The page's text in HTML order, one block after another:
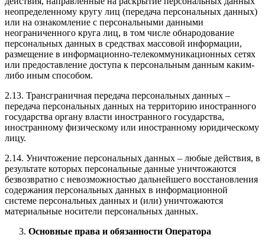
неопределенному кругу лиц (передача персональных данных)
или на ознакомление с персональными данными
неограниченного круга лиц, в том числе обнародование
персональных данных в средствах массовой информации,
размещение в информационно-телекоммуникационных сетях
или предоставление доступа к персональным данным каким-
либо иным способом.
2.13. Трансграничная передача персональных данных –
передача персональных данных на территорию иностранного
государства органу власти иностранного государства,
иностранному физическому или иностранному юридическому
лицу.
2.14. Уничтожение персональных данных – любые действия, в
результате которых персональные данные уничтожаются
безвозвратно с невозможностью дальнейшего восстановления
содержания персональных данных в информационной
системе персональных данных и (или) уничтожаются
материальные носители персональных данных.
Основные права и обязанности Оператора